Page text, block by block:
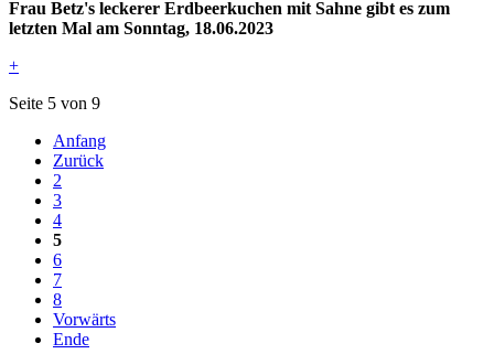
Frau Betz's leckerer Erdbeerkuchen mit Sahne gibt es zum
letzten Mal am Sonntag, 18.06.2023
+
Seite 5 von 9
Anfang
Zurück
2
3
4
5
6
7
8
Vorwärts
Ende